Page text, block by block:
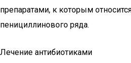
препаратами, к которым
пенициллинового ряда.
Лечение антибиотиками